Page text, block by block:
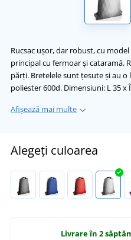
Rucsac ușor, dar robust, cu
principal cu fermoar și cataramă.
părți. Bretelele sunt țesute și au
poliester 600d. Dimensiuni: L 35 x
Afișează mai multe
Alegeți culoarea
Livrare în 2